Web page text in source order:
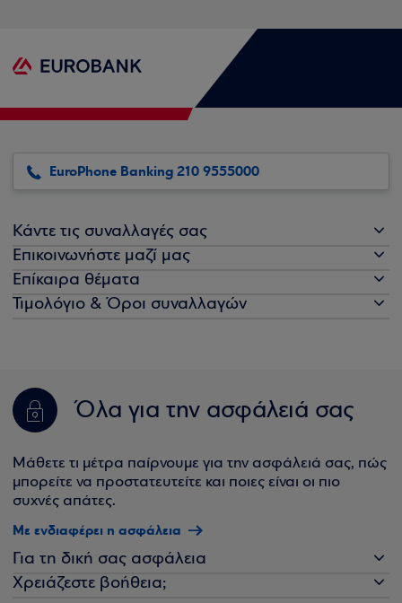
EuroPhone Banking 210 9555000
Κάντε τις συναλλαγές σας
Επικοινωνήστε μαζί μας
Επίκαιρα θέματα
Τιμολόγιο & Όροι συναλλαγών
Όλα για την ασφάλειά σας
Μάθετε τι μέτρα παίρνουμε για την ασφάλειά σας, πώς
μπορείτε να προστατευτείτε και ποιες είναι οι πιο
συχνές απάτες.
Με ενδιαφέρει η ασφάλεια
Για τη δική σας ασφάλεια
Χρειάζεστε βοήθεια;